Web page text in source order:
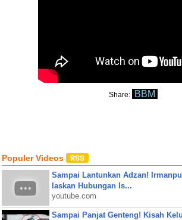
Share: BBM
Populer Videos
Sampai Lantunkan Adzan!
laskan Hubungan Is...
youtube.com
Sampai Panjat Genteng! Kisah